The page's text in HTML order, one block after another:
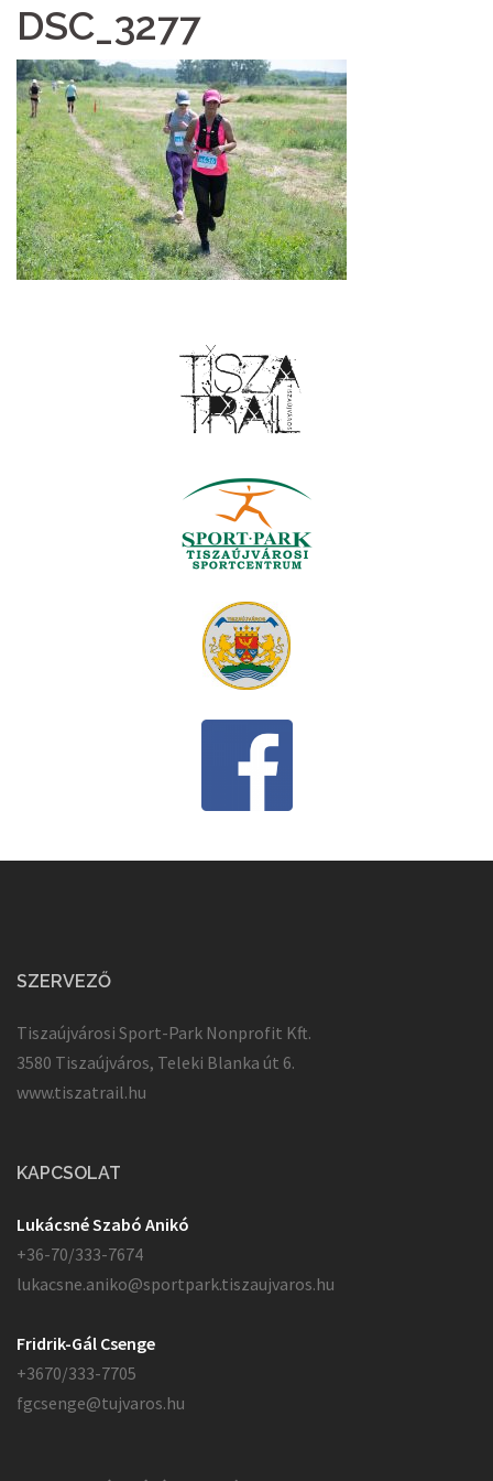
DSC_3277
SZERVEZŐ
Tiszaújvárosi Sport-Park Nonprofit Kft.
3580 Tiszaújváros, Teleki Blanka út 6.
www.tiszatrail.hu
KAPCSOLAT
Lukácsné Szabó Anikó
+36-70/333-7674
lukacsne.aniko@sportpark.tiszaujvaros.hu
Fridrik-Gál Csenge
+3670/333-7705
fgcsenge@tujvaros.hu